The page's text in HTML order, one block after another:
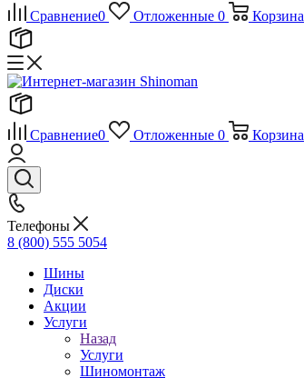
Сравнение0 Отложенные 0 Корзина
Сравнение0 Отложенные 0 Корзина
Телефоны
8 (800) 555 5054
Шины
Диски
Акции
Услуги
Назад
Услуги
Шиномонтаж